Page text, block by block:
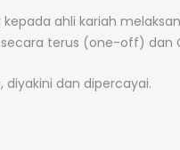
ahli kariah
terus (one-off) dan
diyakini dan dipercayai.